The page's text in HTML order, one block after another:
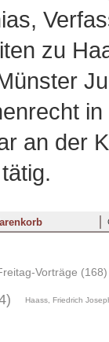
zu
an der
Vorträge (168)
Haass, Friedrich